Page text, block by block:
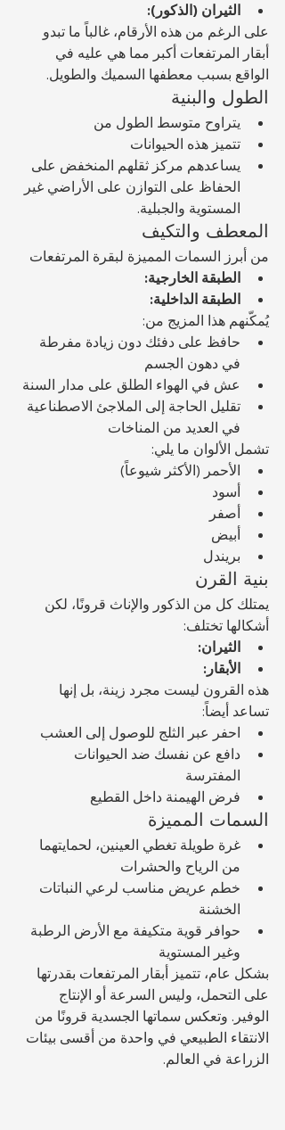
الثيران (الذكور):
على الرغم من هذه الأرقام، غالباً ما تبدو
أبقار المرتفعات أكبر مما هي عليه في
الواقع بسبب معطفها السميك والطويل.
الطول والبنية
يتراوح متوسط الطول من
تتميز هذه الحيوانات
يساعدهم مركز ثقلهم المنخفض على
الحفاظ على التوازن على الأراضي غير
المستوية والجبلية.
المعطف والتكيف
من أبرز السمات المميزة لبقرة المرتفعات
الطبقة الخارجية:
الطبقة الداخلية:
يُمكّنهم هذا المزيج من:
حافظ على دفئك دون زيادة مفرطة
في دهون الجسم
عش في الهواء الطلق على مدار السنة
تقليل الحاجة إلى الملاجئ الاصطناعية
في العديد من المناخات
تشمل الألوان ما يلي:
الأحمر (الأكثر شيوعاً)
أسود
أصفر
أبيض
بريندل
بنية القرن
يمتلك كل من الذكور والإناث قرونًا، لكن
أشكالها تختلف:
الثيران:
الأبقار:
هذه القرون ليست مجرد زينة، بل إنها
تساعد أيضاً:
احفر عبر الثلج للوصول إلى العشب
دافع عن نفسك ضد الحيوانات
المفترسة
فرض الهيمنة داخل القطيع
السمات المميزة
غرة طويلة تغطي العينين، لحمايتهما
من الرياح والحشرات
خطم عريض مناسب لرعي النباتات
الخشنة
حوافر قوية متكيفة مع الأرض الرطبة
وغير المستوية
بشكل عام، تتميز أبقار المرتفعات بقدرتها
على التحمل، وليس السرعة أو الإنتاج
الوفير. وتعكس سماتها الجسدية قرونًا من
الانتقاء الطبيعي في واحدة من أقسى بيئات
الزراعة في العالم.